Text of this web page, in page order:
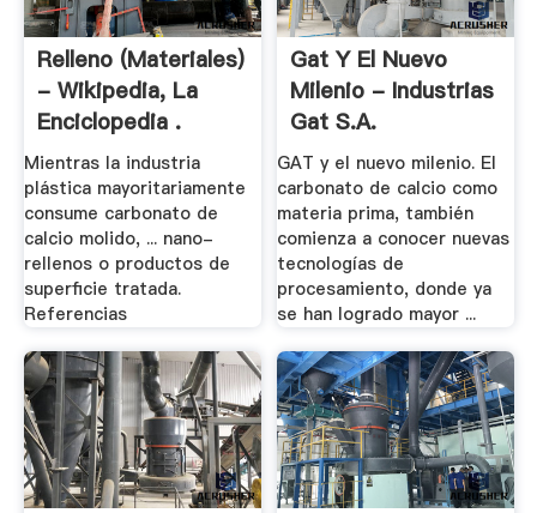
Relleno (materiales)
- Wikipedia, La
Enciclopedia .
Mientras la industria
plástica mayoritariamente
consume carbonato de
calcio molido, ... nano-
rellenos o productos de
superficie tratada.
Referencias
Gat Y El Nuevo
Milenio - Industrias
Gat S.A.
GAT y el nuevo milenio. El
carbonato de calcio como
materia prima, también
comienza a conocer nuevas
tecnologías de
procesamiento, donde ya
se han logrado mayor ...